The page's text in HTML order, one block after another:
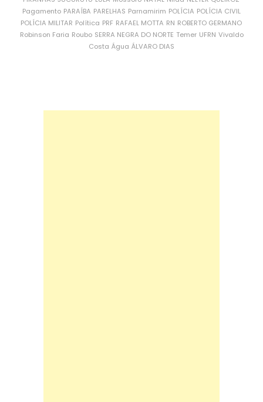
Pagamento PARAÍBA PARELHAS Parnamirim POLÍCIA POLÍCIA CIVIL
POLÍCIA MILITAR Política PRF RAFAEL MOTTA RN ROBERTO GERMANO
Robinson Faria Roubo SERRA NEGRA DO NORTE Temer UFRN Vivaldo
Costa Água ÁLVARO DIAS